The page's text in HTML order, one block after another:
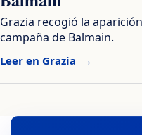
Grazia recogió la
campaña de Balmain.
Leer en Grazia